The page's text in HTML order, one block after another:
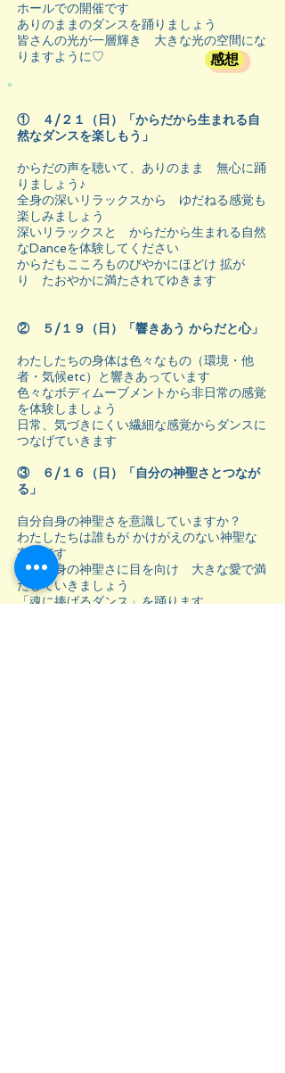
ホールでの開催です
ありのままのダンスを踊りましょう
皆さんの光が一層輝き 大きな光の空間にな
りますように♡
感想
① ４/２１（日）「からだから生まれる自
然なダンスを楽しもう」
からだの声を聴いて、ありのまま 無心に踊
りましょう♪
全身の深いリラックスから ゆだねる感覚も
楽しみましょう
深いリラックスと からだから生まれる自然
なDanceを体験してください
からだもこころものびやかにほどけ 拡が
り たおやかに満たされてゆきます
② ５/１９（日）「響きあう からだと心」
わたしたちの身体は色々なもの（環境・他
者・気候etc）と響きあっています
色々なボディムーブメントから非日常の感覚
を体験しましょう
日常、気づきにくい繊細な感覚からダンスに
つなげていきます
③ ６/１６（日）「自分の神聖さとつなが
る」
自分自身の神聖さを意識していますか？
わたしたちは誰もが かけがえのない神聖な
存在です
自分自身の神聖さに目を向け 大きな愛で満
たしていきましょう
「魂に捧げるダンス」を踊ります